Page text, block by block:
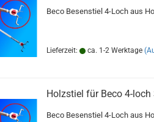
Beco Besenstiel 4-Loch aus
Lieferzeit: ca. 1-2 Werktage
Holzstiel für Beco 4-
Beco Besenstiel 4-Loch aus